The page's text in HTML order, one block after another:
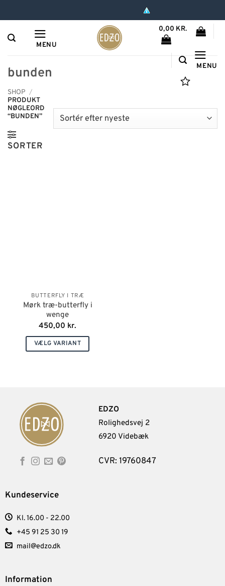
til
indhold
MENU
0,00 KR.
MENU
bunden
SHOP /
PRODUKT
NØGLEORD
“BUNDEN”
SORTER
BUTTERFLY I TRÆ
Mørk træ-butterfly i
wenge
450,00 kr.
VÆLG VARIANT
Mulighederne
kan
vælges
varesiden
EDZO
Rolighedsvej 2
6920 Videbæk
CVR: 19760847
Kundeservice
Kl. 16.00 - 22.00
+45 91 25 30 19
mail@edzo.dk
Information